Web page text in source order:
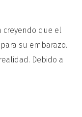
creyendo que el
su embarazo.
Debido a